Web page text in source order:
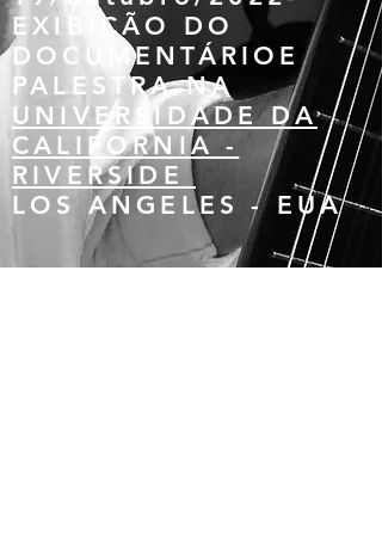
EXIBIÇÃO DO
DOCUMENTÁRIOE
PALESTRA NA
UNIVERSIDADE DA
CALIFORNIA -
RIVERSIDE
LOS ANGELES - EUA